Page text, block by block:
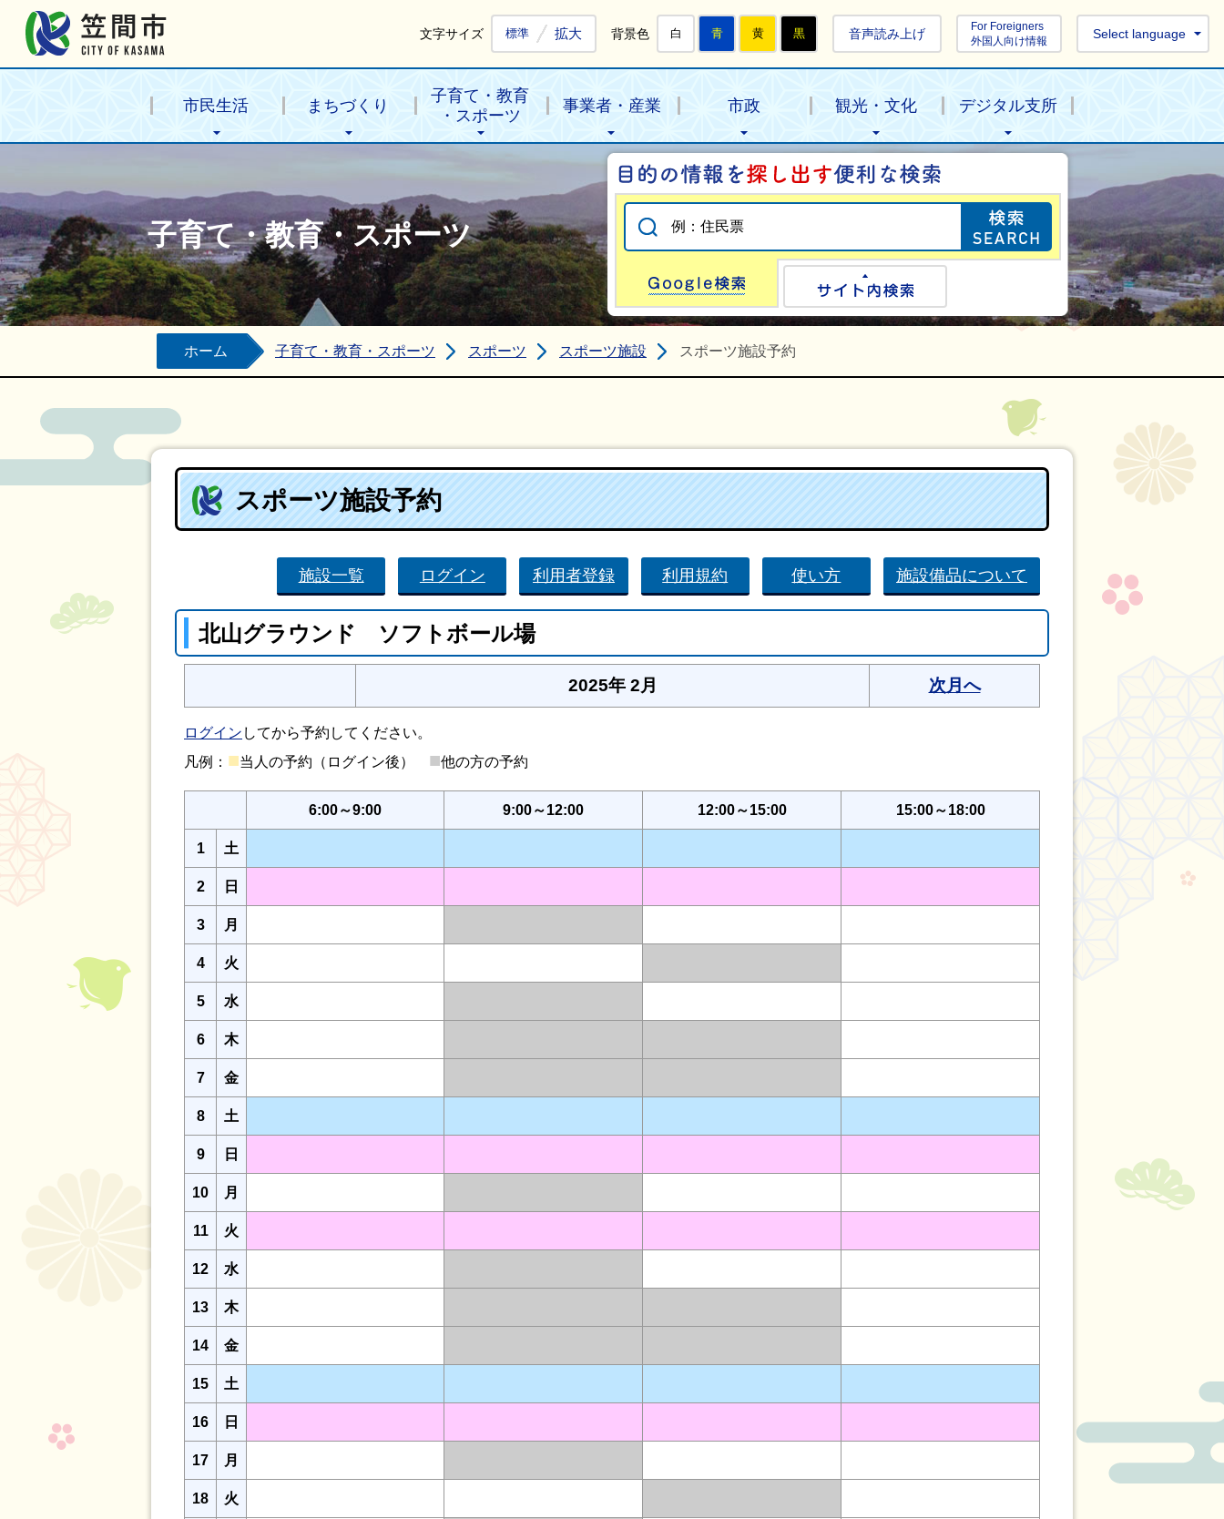
文字サイズ 標準 拡大 背景色 白 青 黄 黒 音声読み上げ
For Foreigners
外国人向け情報
Select language
市民生活 まちづくり
子育て・教育
・スポーツ
事業者・産業 市政 観光・文化 デジタル支所
子育て・教育・スポーツ
目的の情報を探
Google検索
ホーム 子育て・教育・スポーツ スポーツ スポーツ施設 スポーツ施設予約
スポーツ施設予約
施設一覧 ログイン 利用者登録 利用規約 使い方 施設備品について
北山グラウンド ソフトボール場
2025年 2月 次月へ
ログイン してから予約してください。
凡例： ■当人の予約（ログイン後） ■他の方の予約
6:00～9:00 9:00～12:00 12:00～15:00 15:00～18:00
1 土
2 日
3 月
4 火
5 水
6 木
7 金
8 土
9 日
10 月
11 火
12 水
13 木
14 金
15 土
16 日
17 月
18 火